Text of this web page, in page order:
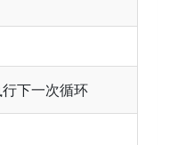
下一次循环